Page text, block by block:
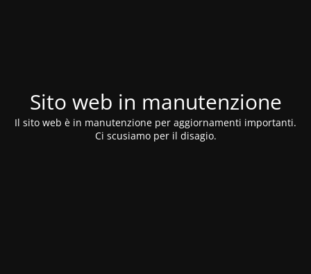
Sito web in manutenzione
Il sito web è in manutenzione per aggiornamenti importanti.
Ci scusiamo per il disagio.